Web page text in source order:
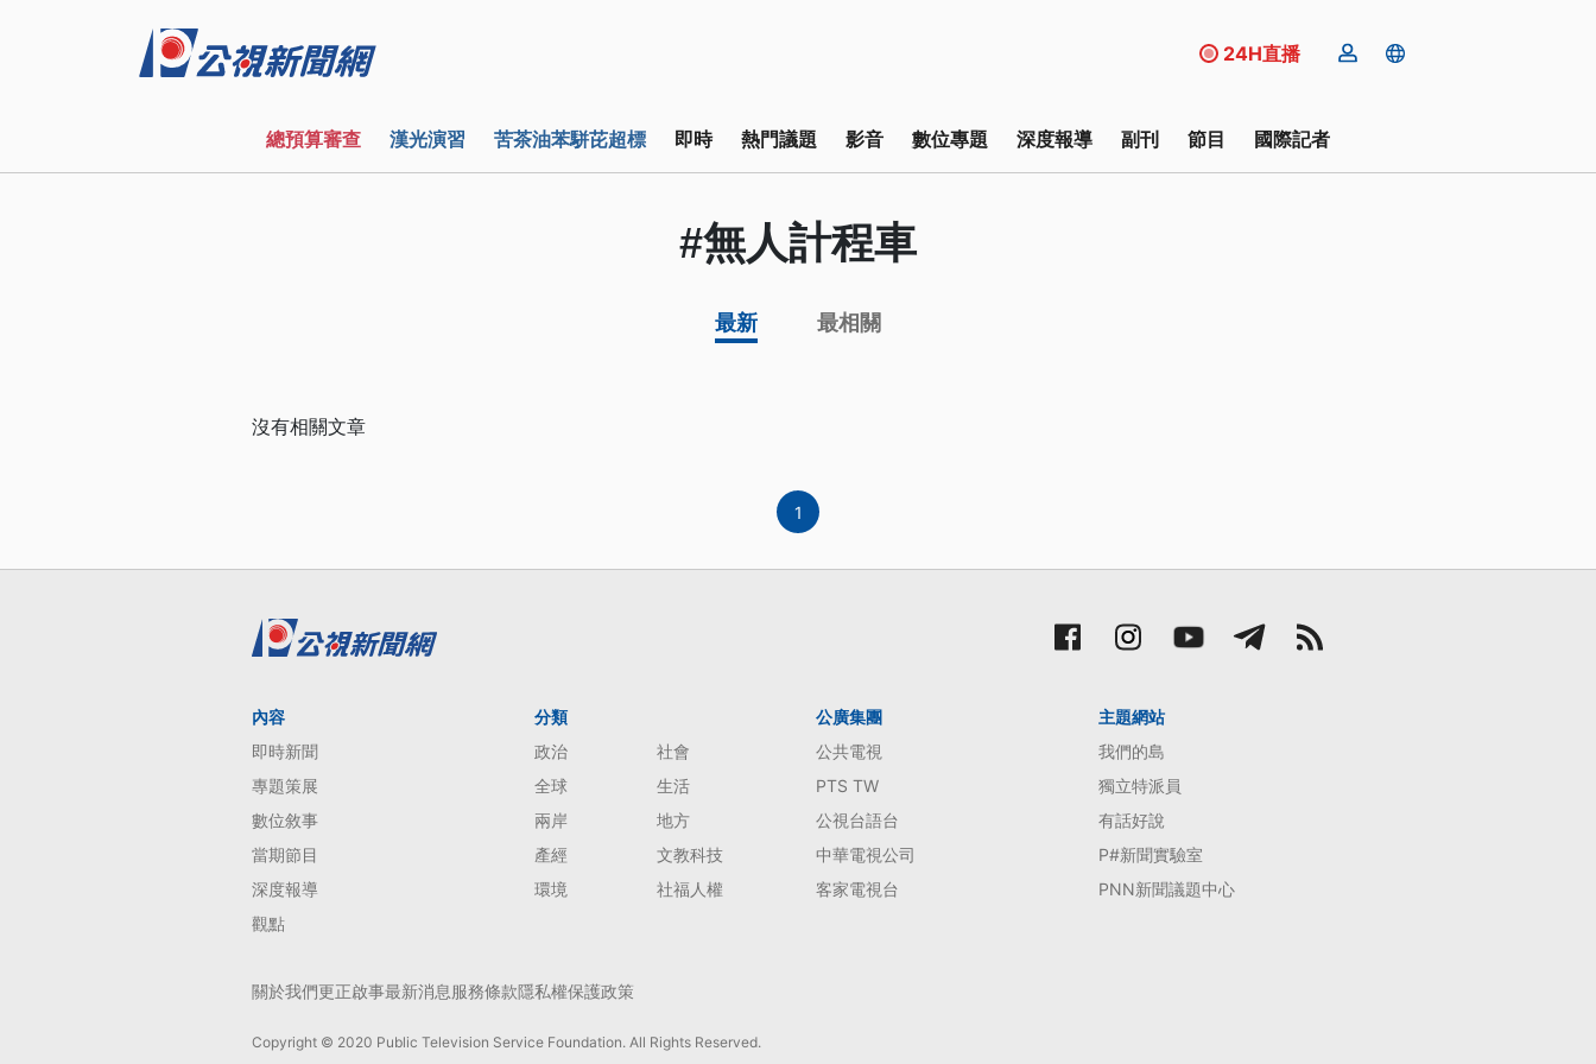
24H直播
總預算審查 漢光演習 苦茶油苯駢芘超標 即時 熱門議題 影音 數位專題 深度報導 副刊 節目 國際記者
#無人計程車
最新 最相關
沒有相關文章
1
內容
即時新聞
專題策展
數位敘事
當期節目
深度報導
觀點
分類
政治
社會
全球
生活
兩岸
地方
產經
文教科技
環境
社福人權
公廣集團
公共電視
PTS TW
公視台語台
中華電視公司
客家電視台
主題網站
我們的島
獨立特派員
有話好說
P#新聞實驗室
PNN新聞議題中心
關於我們更正啟事最新消息服務條款隱私權保護政策
Copyright © 2020 Public Television Service Foundation. All Rights Reserved.